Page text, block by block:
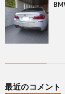
最近のコメント